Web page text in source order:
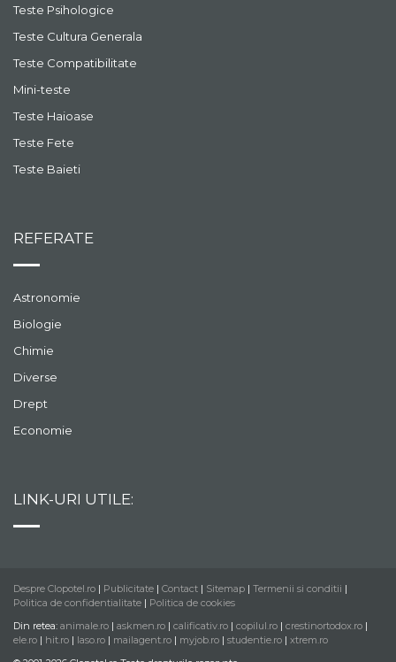
Teste Psihologice
Teste Cultura Generala
Teste Compatibilitate
Mini-teste
Teste Haioase
Teste Fete
Teste Baieti
REFERATE
Astronomie
Biologie
Chimie
Diverse
Drept
Economie
LINK-URI UTILE:
Despre Clopotel.ro | Publicitate | Contact | Sitemap | Termenii si conditii |
Politica de confidentialitate | Politica de cookies
Din retea: animale.ro | askmen.ro | calificativ.ro | copilul.ro | crestinortodox.ro |
ele.ro | hit.ro | laso.ro | mailagent.ro | myjob.ro | studentie.ro | xtrem.ro